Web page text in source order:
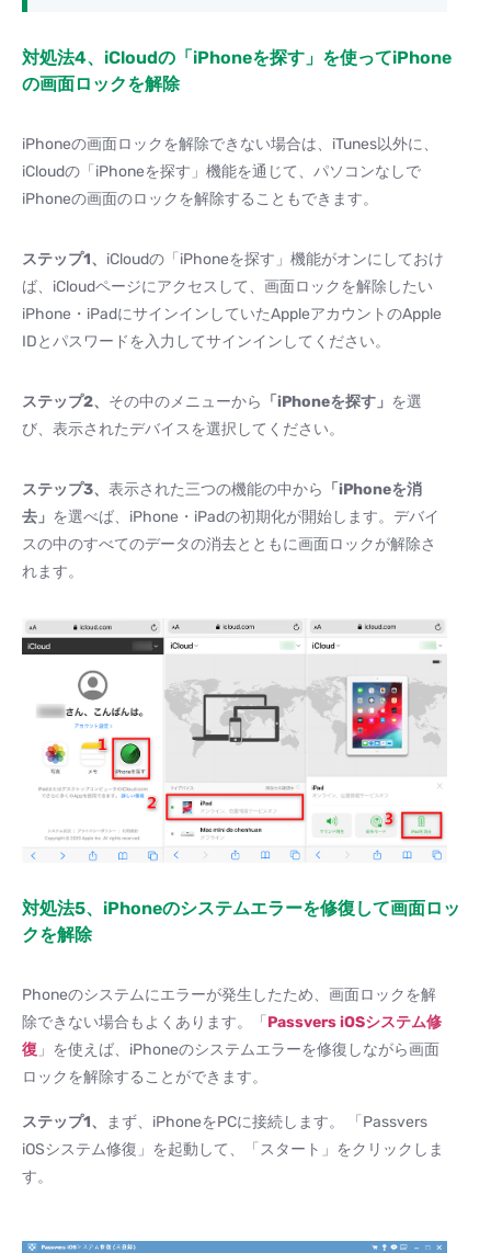
対処法4、iCloudの「iPhoneを探す」を使ってiPhone
の画面ロックを解除
iPhoneの画面ロックを解除できない場合は、iTunes以外に、
iCloudの「iPhoneを探す」機能を通じて、パソコンなしで
iPhoneの画面のロックを解除することもできます。
ステップ1、 iCloudの「iPhoneを探す」機能がオンにしておけ
ば、iCloudページにアクセスして、画面ロックを解除したい
iPhone・iPadにサインインしていたAppleアカウントのApple
IDとパスワードを入力してサインインしてください。
ステップ2、 その中のメニューから 「iPhoneを探す」 を選
び、表示されたデバイスを選択してください。
ステップ3、 表示された三つの機能の中から 「iPhoneを消
去」 を選べば、iPhone・iPadの初期化が開始します。デバイ
スの中のすべてのデータの消去とともに画面ロックが解除さ
れます。
対処法5、iPhoneのシステムエラーを修復して画面ロッ
クを解除
Phoneのシステムにエラーが発生したため、画面ロックを解
除できない場合もよくあります。「 Passvers iOSシステム修
復 」を使えば、iPhoneのシステムエラーを修復しながら画面
ロックを解除することができます。
ステップ1、
まず、iPhoneをPCに接続します。 「Passvers
iOSシステム修復」を起動して、「スタート」をクリックしま
す。